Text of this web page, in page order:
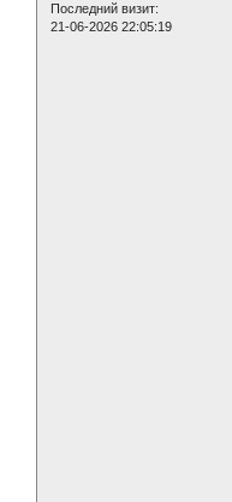
Последний визит:
21-06-2026 22:05:19